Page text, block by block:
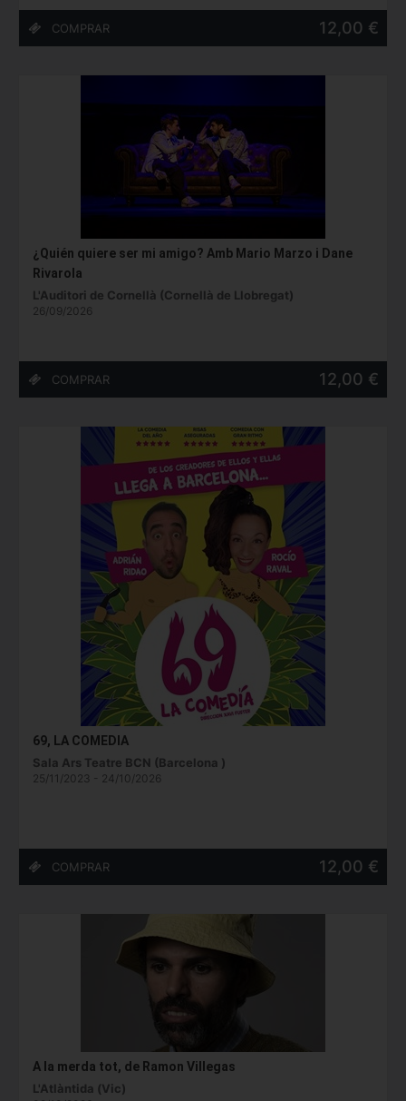
12,00 €
¿Quién quiere ser mi amigo? Amb Mario Marzo i Dane
Rivarola
L'Auditori de Cornellà (Cornellà de Llobregat)
26/09/2026
12,00 €
69, LA COMEDIA
Sala Ars Teatre BCN (Barcelona )
25/11/2023 - 24/10/2026
12,00 €
A la merda tot, de Ramon Villegas
L'Atlàntida (Vic)